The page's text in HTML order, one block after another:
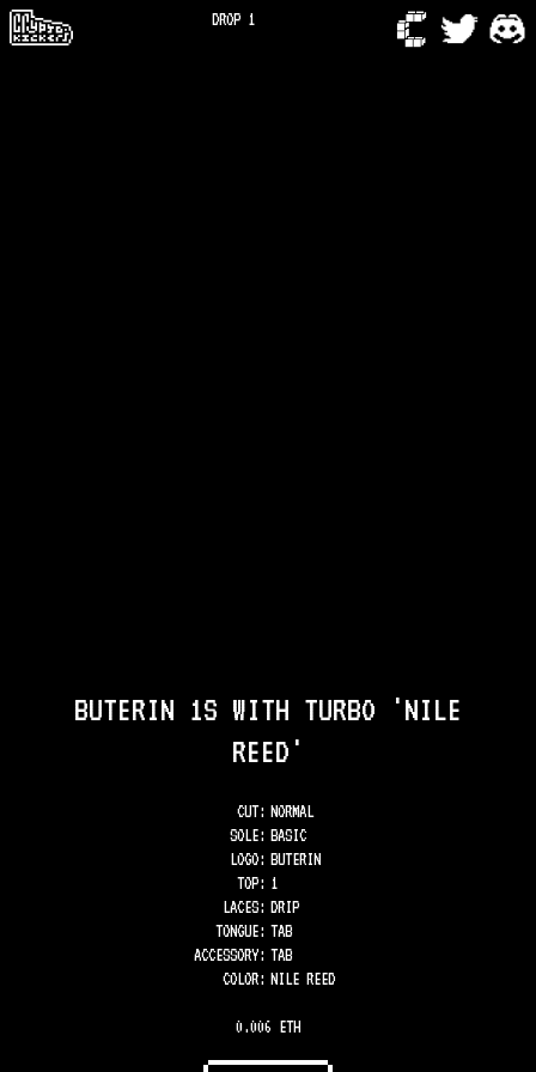
DROP 1
BUTERIN 1S WITH TURBO 'NILE
REED'
CUT: NORMAL
SOLE: BASIC
LOGO: BUTERIN
TOP: 1
LACES: DRIP
TONGUE: TAB
ACCESSORY: TAB
COLOR: NILE REED
0.006 ETH